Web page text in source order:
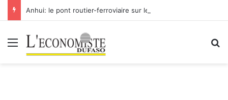
Menu